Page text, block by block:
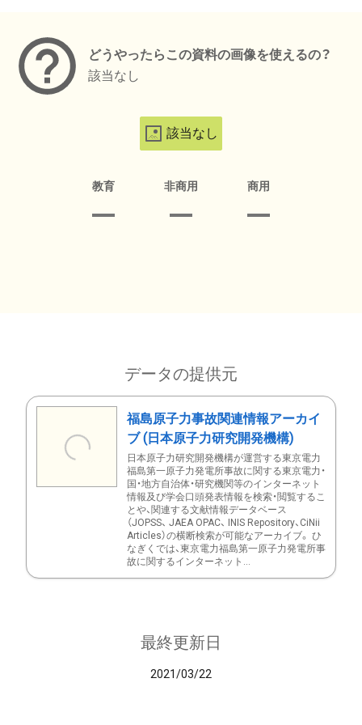
どうやったらこの資料の画像を使えるの？
該当なし
該当なし
教育 非商用 商用
データの提供元
福島原子力事故関連情報アーカイ
ブ (日本原子力研究開発機構)
日本原子力研究開発機構が運営する東京電力
福島第一原子力発電所事故に関する東京電力・
国・地方自治体・研究機関等のインターネット
情報及び学会口頭発表情報を検索・閲覧するこ
とや、関連する文献情報データベース
（JOPSS、 JAEA OPAC、 INIS Repository、CiNii
Articles）の横断検索が可能なアーカイブ。 ひ
なぎくでは、東京電力福島第一原子力発電所事
故に関するインターネット...
最終更新日
2021/03/22